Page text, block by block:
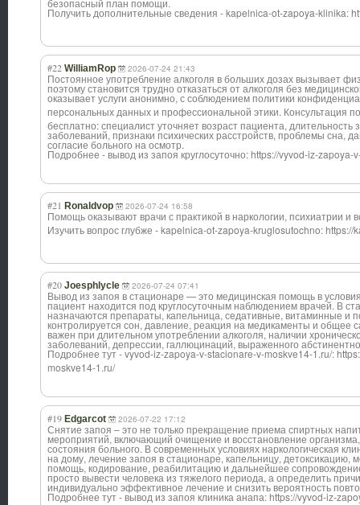
безопасный план помощи.
Получить дополнительные сведения - kapelnica-ot-zapoya-klinika:
#22 WilliamRop 2026-07-24 21:43
Постоянное употребление алкоголя в больших дозах вызывает
поэтому становится трудно отказаться от алкоголя без
оказывает услуги анонимно, с соблюдением политики
персональных данных и профессиональной этики. Консультация
бесплатно: специалист уточняет возраст пациента, длительность
заболеваний, признаки психических расстройств, проблемы сна,
согласие больного на осмотр.
Подробнее - вывод из запоя круглосуточно: https://vyvod-iz-zapoya-
#21 Ronaldvop 2026-07-24 16:58
Помощь оказывают врачи с практикой в наркологии, психиатрии и
Изучить вопрос глубже - kapelnica-ot-zapoya-kruglosutochno: https://
#20 Joesphlycle 2026-07-24 07:41
Вывод из запоя в стационаре — это медицинская помощь в
пациент находится под круглосуточным наблюдением врачей. В
назначаются препараты, капельница, седативные, витаминные и
контролируется сон, давление, реакция на медикаменты и общее
важен при длительном употреблении алкоголя, наличии
заболеваний, депрессии, галлюцинаций, выраженного
Подробнее тут - vyvod-iz-zapoya-v-stacionare-v-moskve14-1.ru/:
moskve14-1.ru/
#19 Edgarcot 2026-07-22 17:12
Снятие запоя – это не только прекращение приема спиртных
мероприятий, включающий очищение и восстановление
состояния больного. В современных условиях наркологическая
на дому, лечение запоя в стационаре, капельницу, детоксикацию,
помощь, кодирование, реабилитацию и дальнейшее
просто вывести человека из тяжелого периода, а определить
индивидуально эффективное лечение и снизить вероятность
Подробнее тут - вывод из запоя клиника анапа: https://vyvod-iz-